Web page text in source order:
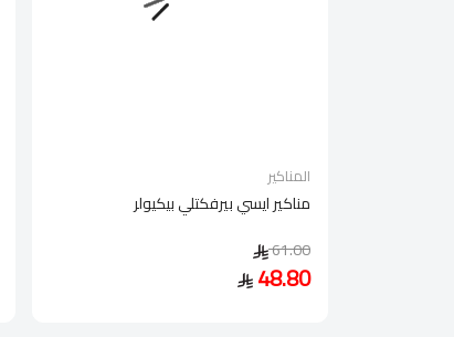
المناكير
مناكير ايسي بيرفكتلي بيكيولر
61.00
48.80